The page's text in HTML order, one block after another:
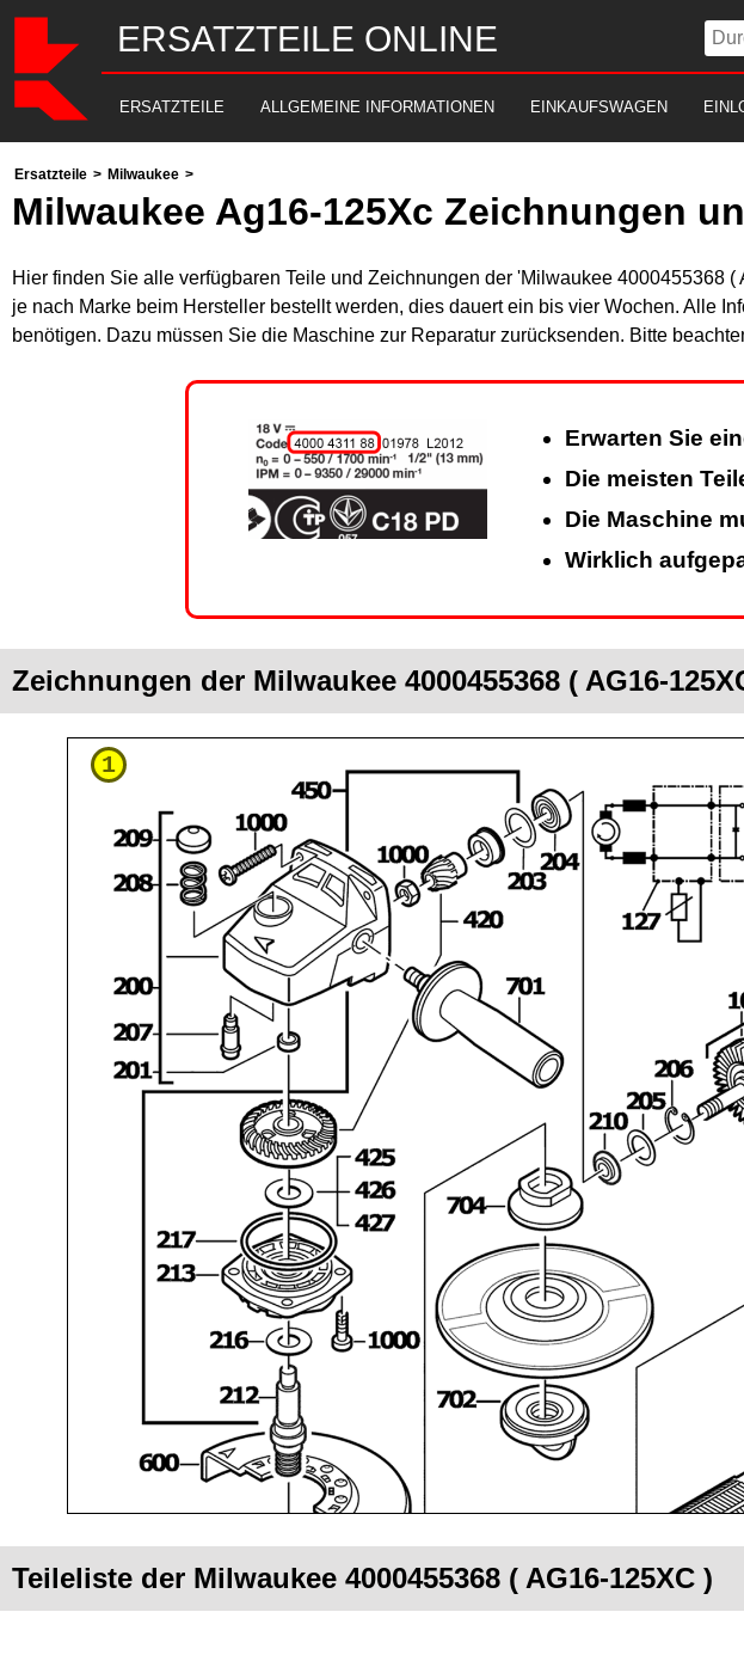
ERSATZTEILE ONLINE
ERSATZTEILE ALLGEMEINE INFORMATIONEN EINKAUFSWAGEN
Ersatzteile > Milwaukee >
Milwaukee Ag16-125Xc Zeichnungen
Hier finden Sie alle verfügbaren Teile und Zeichnungen der 'Milwaukee 4000455368
je nach Marke beim Hersteller bestellt werden, dies dauert ein bis vier Wochen. Alle
benötigen. Dazu müssen Sie die Maschine zur Reparatur zurücksenden. Bitte
Erwarten Sie
Die meisten
Die Maschine
Wirklich
Zeichnungen der Milwaukee 4000455368 ( AG16-
1
Teileliste der Milwaukee 4000455368 ( AG16-125XC )